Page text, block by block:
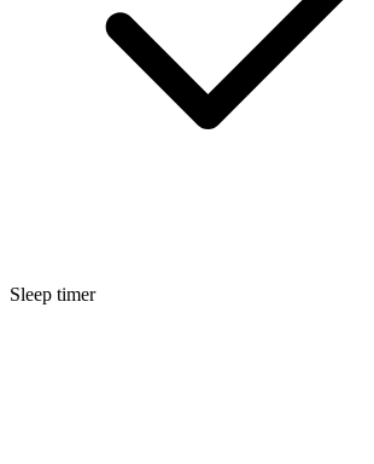
Sleep timer